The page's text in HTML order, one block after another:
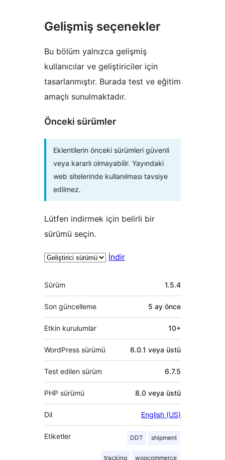
Gelişmiş seçenekler
Bu bölüm yalnızca gelişmiş
kullanıcılar ve geliştiriciler için
tasarlanmıştır. Burada test ve eğitim
amaçlı sunulmaktadır.
Önceki sürümler
Eklentilerin önceki sürümleri güvenli
veya kararlı olmayabilir. Yayındaki
web sitelerinde kullanılması tavsiye
edilmez.
Lütfen indirmek için belirli bir
sürümü seçin.
İndir
Meta
Sürüm 1.5.4
Son güncelleme 5 ay önce
Etkin kurulumlar 10+
WordPress sürümü 6.0.1 veya üstü
Test edilen sürüm 6.7.5
PHP sürümü 8.0 veya üstü
Dil English (US)
Etiketler DDT shipment
tracking woocommerce